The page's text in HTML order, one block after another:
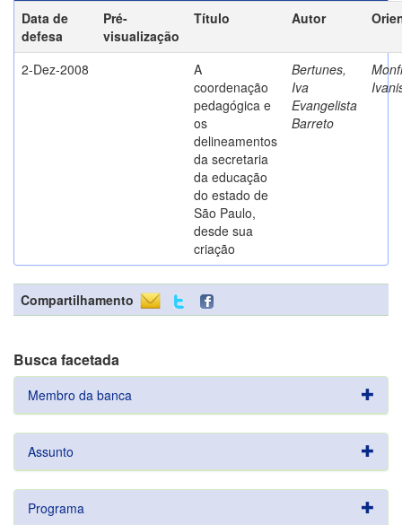
Data de
defesa
Pré-
visualização
Título Autor
2-Dez-2008
A
coordenação
pedagógica e
os
delineamentos
da secretaria
da educação
do estado de
São Paulo,
desde sua
criação
Bertunes,
Iva
Evangelista
Barreto
Compartilhamento
Busca facetada
Membro da banca
Assunto
Programa